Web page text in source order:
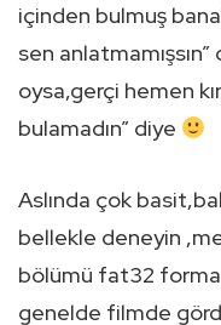
içinden bulmuş
sen
oysa,gerçi hemen
bulamadın” diye
Aslında çok
bellekle deneyin
bölümü fat32
genelde filmde